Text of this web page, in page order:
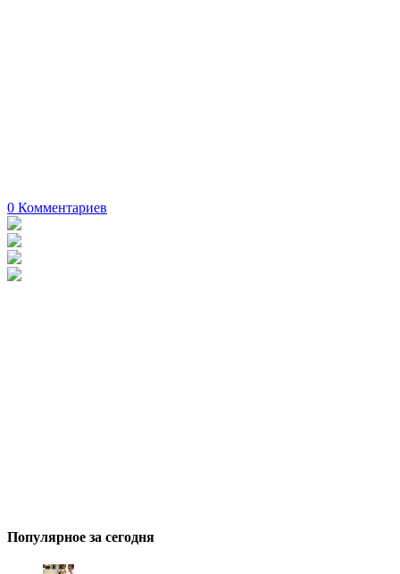
0 Комментариев
Популярное за сегодня